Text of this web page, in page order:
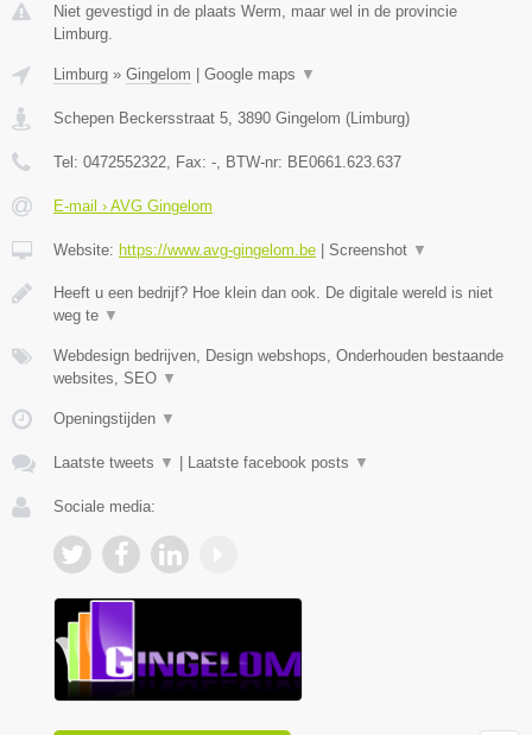
Niet gevestigd in de plaats Werm, maar wel in de provincie
Limburg.
Limburg » Gingelom | Google maps ▼
Schepen Beckersstraat 5 3890 Gingelom (Limburg)
Tel: 0472552322 , Fax: - , BTW-nr: BE0661.623.637
E-mail › AVG Gingelom
Website: https://www.avg-gingelom.be | Screenshot ▼
Heeft u een bedrijf? Hoe klein dan ook. De digitale wereld is niet
weg te ▼
Webdesign bedrijven, Design webshops, Onderhouden bestaande
websites, SEO ▼
Openingstijden ▼
Laatste tweets ▼ | Laatste facebook posts ▼
Sociale media: